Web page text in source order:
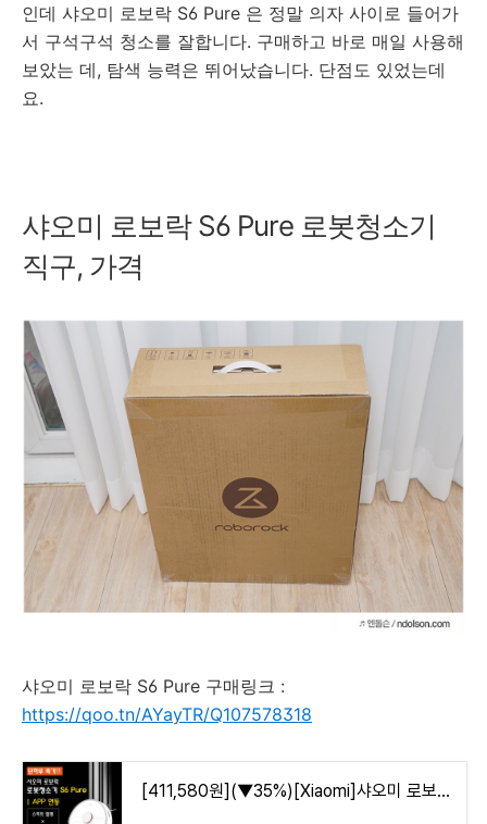
인데 샤오미 로보락 S6 Pure 은 정말 의자 사이로 들어가
서 구석구석 청소를 잘합니다. 구매하고 바로 매일 사용해
보았는 데, 탐색 능력은 뛰어났습니다. 단점도 있었는데
요.
샤오미 로보락 S6 Pure 로봇청소기
직구, 가격
샤오미 로보락 S6 Pure 구매링크 :
https://qoo.tn/AYayTR/Q107578318
[411,580원](▼35%)[Xiaomi]샤오미 로보락 S6 Pure 로봇청소기(공식 한글판) / 2000PA 흡입력 / 6개월 한국 ��